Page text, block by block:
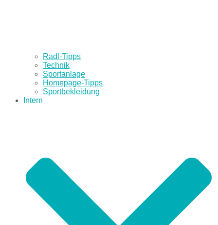
Radl-Tipps
Technik
Sportanlage
Homepage-Tipps
Sportbekleidung
Intern